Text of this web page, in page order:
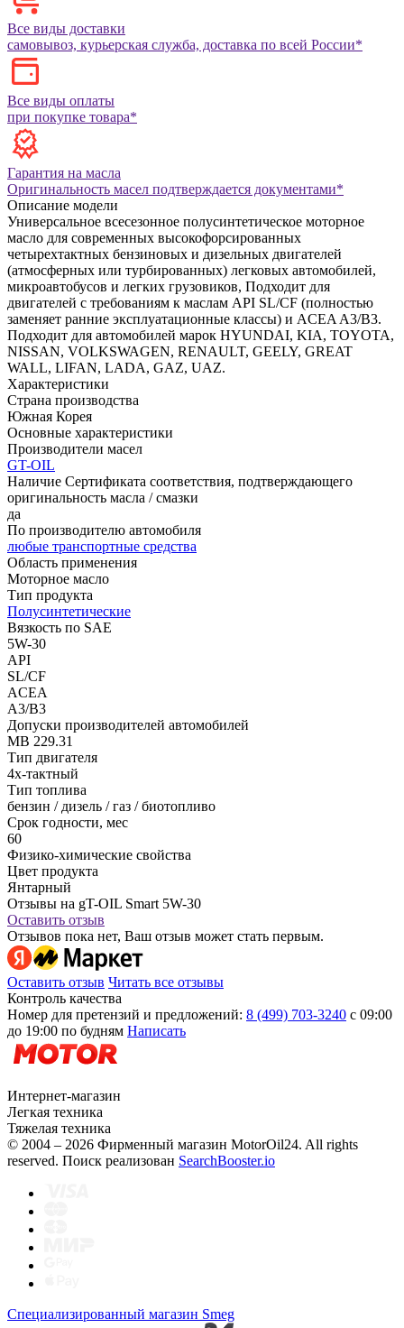
Все виды доставки
самовывоз, курьерская служба, доставка по всей России*
Все виды оплаты
при покупке товара*
Гарантия на масла
Оригинальность масел подтверждается документами*
Описание модели
Универсальное всесезонное полусинтетическое моторное
масло для современных высокофорсированных
четырехтактных бензиновых и дизельных двигателей
(атмосферных или турбированных) легковых автомобилей,
микроавтобусов и легких грузовиков, Подходит для
двигателей c требованиям к маслам API SL/CF (полностью
заменяет ранние эксплуатационные классы) и ACEA A3/B3.
Подходит для автомобилей марок HYUNDAI, KIA, TOYOTA,
NISSAN, VOLKSWAGEN, RENAULT, GEELY, GREAT
WALL, LIFAN, LADA, GAZ, UAZ.
Характеристики
Страна производства
Южная Корея
Основные характеристики
Производители масел
GT-OIL
Наличие Сертификата соответствия, подтверждающего
оригинальность масла / смазки
да
По производителю автомобиля
любые транспортные средства
Область применения
Моторное масло
Тип продукта
Полусинтетические
Вязкость по SAE
5W-30
API
SL/CF
ACEA
A3/B3
Допуски производителей автомобилей
MB 229.31
Тип двигателя
4х-тактный
Тип топлива
бензин / дизель / газ / биотопливо
Срок годности, мес
60
Физико-химические свойства
Цвет продукта
Янтарный
Отзывы на gT-OIL Smart 5W-30
Оставить отзыв
Отзывов пока нет, Ваш отзыв может стать первым.
Оставить отзыв Читать все отзывы
Контроль качества
Номер для претензий и предложений: 8 (499) 703-3240 с 09:00
до 19:00 по будням Написать
Интернет-магазин
Легкая техника
Тяжелая техника
© 2004 – 2026 Фирменный магазин MotorOil24. All rights
reserved. Поиск реализован SearchBooster.io
Специализированный магазин Smeg